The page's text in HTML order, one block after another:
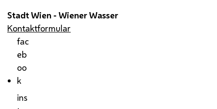
Stadt Wien - Wiener Wasser
Kontaktformular
fac
eb
oo
k
ins